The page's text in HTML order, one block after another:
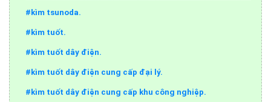
#kìm tsunoda.
#kìm tuốt.
#kìm tuốt dây điện.
#kìm tuốt dây điện cung cấp đại lý.
#kìm tuốt dây điện cung cấp khu công nghiệp.